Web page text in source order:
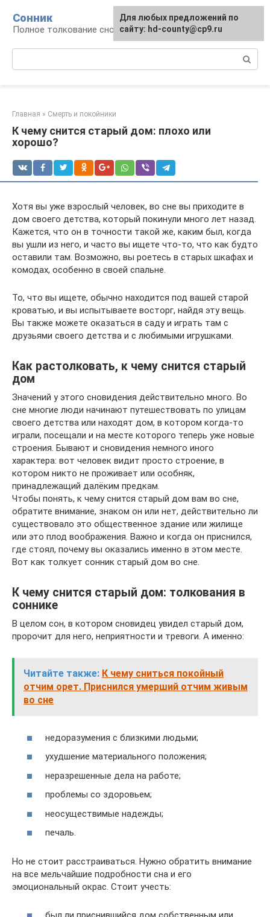
контенту
Сонник
Полное толкование снов
Главная » Смерть и покойники
К чему снится старый дом: плохо или
хорошо?
Хотя вы уже взрослый человек, во сне вы приходите в
дом своего детства, который покинули много лет назад.
Кажется, что он в точности такой же, каким был, когда
вы ушли из него, и часто вы ищете что-то, что как будто
оставили там. Возможно, вы роетесь в старых шкафах и
комодах, особенно в своей спальне.
То, что вы ищете, обычно находится под вашей старой
кроватью, и вы испытываете восторг, найдя эту вещь.
Вы также можете оказаться в саду и играть там с
друзьями своего детства и с любимыми игрушками.
Как растолковать, к чему снится старый
дом
Значений у этого сновидения действительно много. Во
сне многие люди начинают путешествовать по улицам
своего детства или находят дом, в котором когда-то
играли, посещали и на месте которого теперь уже новые
строения. Бывают и сновидения немного иного
характера: вот человек видит просто строение, в
котором никто не проживает или особняк,
принадлежащий далёким предкам.
Чтобы понять, к чему снится старый дом вам во сне,
обратите внимание, знаком он или нет, действительно ли
существовало это общественное здание или жилище
или это плод воображения. Важно и когда он приснился,
где стоял, почему вы оказались именно в этом месте.
Вот как толкует сонник старый дом во сне.
К чему снится старый дом: толкования в
соннике
В целом сон, в котором сновидец увидел старый дом,
пророчит для него, неприятности и тревоги. А именно:
Читайте также: К чему сниться покойный
отчим орет. Приснился умерший отчим живым
во сне
недоразумения с близкими людьми;
ухудшение материального положения;
неразрешенные дела на работе;
проблемы со здоровьем;
неосуществимые надежды;
печаль.
Но не стоит расстраиваться. Нужно обратить внимание
на все мельчайшие подробности сна и его
эмоциональный окрас. Стоит учесть:
Для любых предложений по
сайту: hd-county@cp9.ru